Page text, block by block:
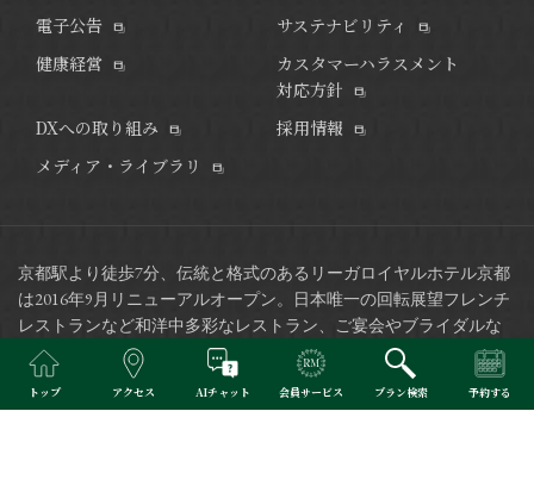
電子公告
サステナビリティ
健康経営
カスタマーハラスメント
対応方針
DXへの取り組み
採用情報
メディア・ライブラリ
京都駅より徒歩7分、伝統と格式のあるリーガロイヤルホテル京都
は2016年9月リニューアルオープン。
日本唯一の回転展望フレンチ
レストランなど和洋中多彩なレストラン、ご宴会やブライダルな
どで、ご利用いただけます。
トップ アクセス AIチャット 会員サービス プラン検索 予約する